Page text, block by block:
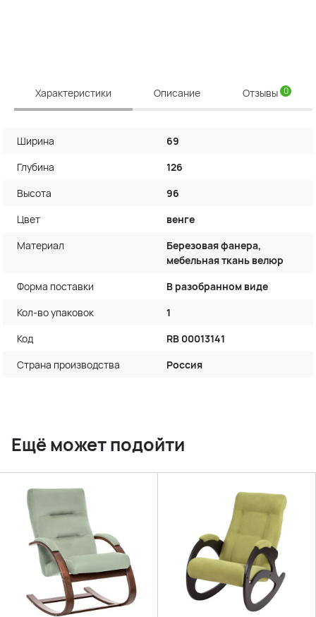
Характеристики Описание Отзывы 0
Ширина
69
Глубина
126
Высота
96
Цвет
венге
Материал
Березовая фанера,
мебельная ткань велюр
Форма поставки
В разобранном виде
Кол-во упаковок
1
Код
RB 00013141
Страна производства
Россия
Ещё может подойти